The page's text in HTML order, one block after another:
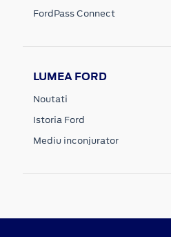
FordPass Connect
LUMEA FORD
Noutati
Istoria Ford
Mediu inconjurator